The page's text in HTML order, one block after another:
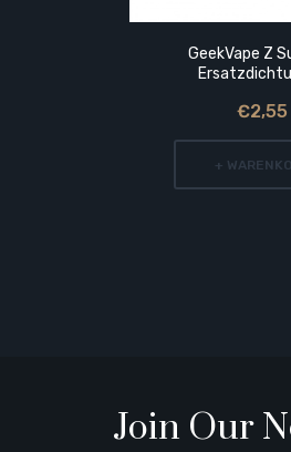
GeekVape Z
€2,55
+
Join Our